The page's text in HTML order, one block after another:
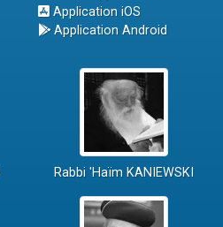
Application iOS
Application Android
Rabbi 'Haïm KANIEWSKI